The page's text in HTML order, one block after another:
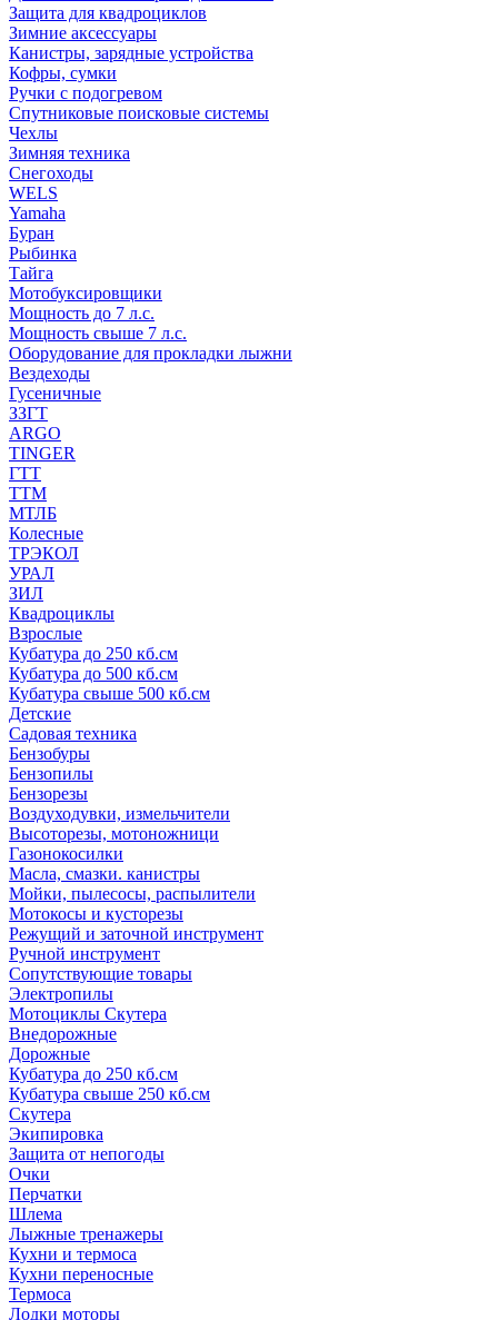
Защита для квадроциклов
Зимние аксессуары
Канистры, зарядные устройства
Кофры, сумки
Ручки с подогревом
Спутниковые поисковые системы
Чехлы
Зимняя техника
Снегоходы
WELS
Yamaha
Буран
Рыбинка
Тайга
Мотобуксировщики
Мощность до 7 л.с.
Мощность свыше 7 л.с.
Оборудование для прокладки лыжни
Вездеходы
Гусеничные
ЗЗГТ
ARGO
TINGER
ГТТ
ТТМ
МТЛБ
Колесные
ТРЭКОЛ
УРАЛ
ЗИЛ
Квадроциклы
Взрослые
Кубатура до 250 кб.см
Кубатура до 500 кб.см
Кубатура свыше 500 кб.см
Детские
Садовая техника
Бензобуры
Бензопилы
Бензорезы
Воздуходувки, измельчители
Высоторезы, мотоножници
Газонокосилки
Масла, смазки. канистры
Мойки, пылесосы, распылители
Мотокосы и кусторезы
Режущий и заточной инструмент
Ручной инструмент
Сопутствующие товары
Электропилы
Мотоциклы Скутера
Внедорожные
Дорожные
Кубатура до 250 кб.см
Кубатура свыше 250 кб.см
Скутера
Экипировка
Защита от непогоды
Очки
Перчатки
Шлема
Лыжные тренажеры
Кухни и термоса
Кухни переносные
Термоса
Лодки моторы